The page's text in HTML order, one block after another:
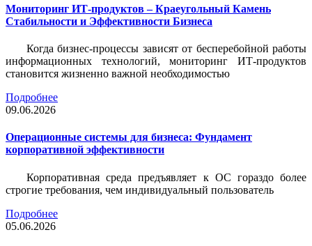
Мониторинг ИТ-продуктов – Краеугольный Камень
Стабильности и Эффективности Бизнеса
Когда бизнес-процессы зависят от бесперебойной работы
информационных технологий, мониторинг ИТ-продуктов
становится жизненно важной необходимостью
Подробнее
09.06.2026
Операционные системы для бизнеса: Фундамент
корпоративной эффективности
Корпоративная среда предъявляет к ОС гораздо более
строгие требования, чем индивидуальный пользователь
Подробнее
05.06.2026